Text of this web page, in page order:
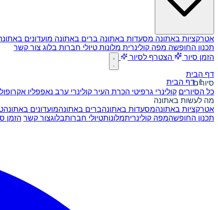
אטרקציות באתונה מסעדות באתונה ברים באתונה מועדונים
תכנון החופשה מפה קולינרית מלונות טיולי חברות בלוג צור קשר
הזמן סיור
הצטרף לסיור
דף הבית
סיורים
כל הסיורים קולינרי גרפיטי הכרת העיר קולינרי ערב נאפפליו
מה לעשות באתונה
אטרקציות באתונהמסעדות באתונהברים באתונהמועדונים באתונה
תכנון החופשהמפה קולינריתמלונותטיולי חברותבלוגצור קשר הזמן
דף הבית